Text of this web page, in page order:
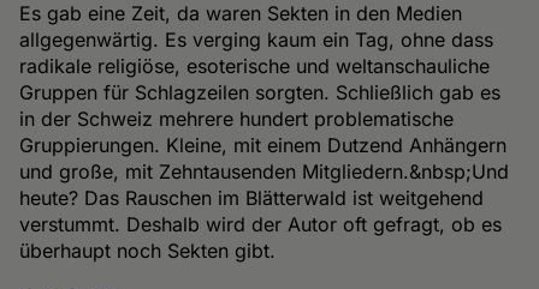
Es gab eine Zeit, da waren Sekten in den Medien
allgegenwärtig. Es verging kaum ein Tag, ohne dass
radikale religiöse, esoterische und weltanschauliche
Gruppen für Schlagzeilen sorgten. Schließlich gab es
in der Schweiz mehrere hundert problematische
Gruppierungen. Kleine, mit einem Dutzend Anhängern
und große, mit Zehntausenden Mitgliedern.&nbsp;Und
heute? Das Rauschen im Blätterwald ist weitgehend
verstummt. Deshalb wird der Autor oft gefragt, ob es
überhaupt noch Sekten gibt.